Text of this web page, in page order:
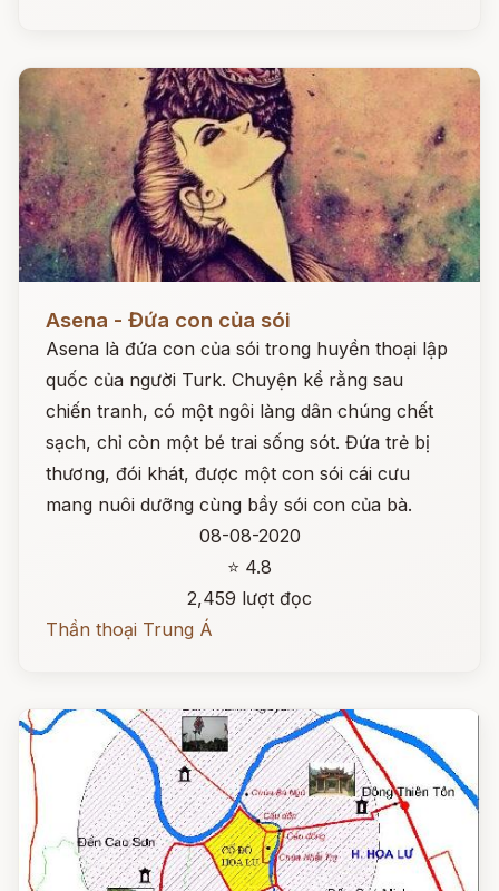
Asena - Đứa con của sói
Asena là đứa con của sói trong huyền thoại lập
quốc của người Turk. Chuyện kể rằng sau
chiến tranh, có một ngôi làng dân chúng chết
sạch, chỉ còn một bé trai sống sót. Đứa trẻ bị
thương, đói khát, được một con sói cái cưu
mang nuôi dưỡng cùng bầy sói con của bà.
08-08-2020
⭐ 4.8
2,459 lượt đọc
Thần thoại Trung Á